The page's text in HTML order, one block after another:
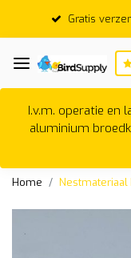
Gratis
I.v.m. operatie en
aluminium
Home